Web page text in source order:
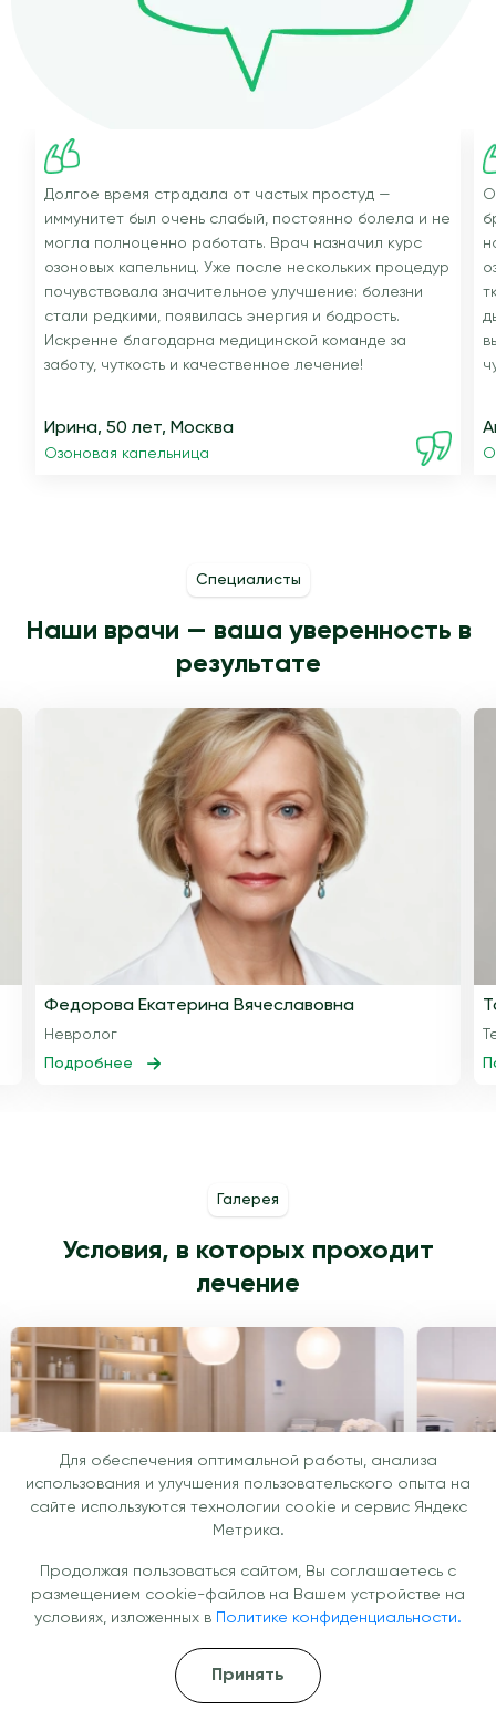
Долгое время страдала от частых простуд —
иммунитет был очень слабый, постоянно болела и не
могла полноценно работать. Врач назначил курс
озоновых капельниц. Уже после нескольких процедур
почувствовала значительное улучшение: болезни
стали редкими, появилась энергия и бодрость.
Искренне благодарна медицинской команде за
заботу, чуткость и качественное лечение!
Ирина, 50 лет, Москва
Озоновая капельница
Специалисты
Наши врачи — ваша уверенность в
результате
Федорова Екатерина Вячеславовна
Невролог
Подробнее
Галерея
Условия, в которых проходит
лечение
Для обеспечения оптимальной работы, анализа
использования и улучшения пользовательского опыта на
сайте используются технологии cookie и сервис Яндекс
Метрика.
Продолжая пользоваться сайтом, Вы соглашаетесь с
размещением cookie-файлов на Вашем устройстве на
условиях, изложенных в
Политике конфиденциальности.
Принять